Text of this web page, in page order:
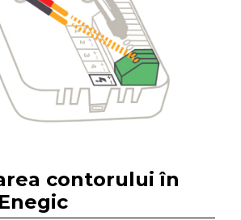
contorului în